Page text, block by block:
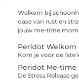
Welkom bij
oase van rust en stralende
jouw me-time
Peridot Welkom
Peridot Me-time